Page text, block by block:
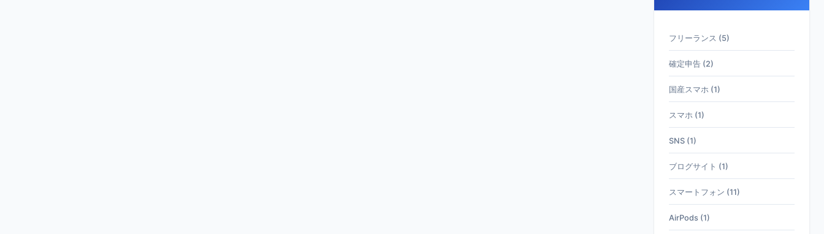
フリーランス (5)
確定申告 (2)
国産スマホ (1)
スマホ (1)
SNS (1)
ブログサイト (1)
スマートフォン (11)
AirPods (1)